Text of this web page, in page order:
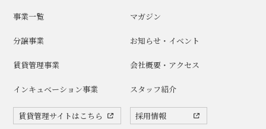
事業一覧
分譲事業
賃貸管理事業
インキュベーション事業
賃貸管理サイトはこちら
マガジン
お知らせ・イベント
会社概要・アクセス
スタッフ紹介
採用情報